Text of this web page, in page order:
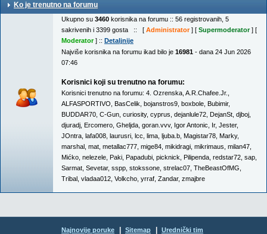
Ko je trenutno na forumu
Ukupno su 3460 korisnika na forumu :: 56 registrovanih, 5
sakrivenih i 3399 gosta :: [ Administrator] [ Supermoderator] [
Moderator] :: Detaljnije
Najviše korisnika na forumu ikad bilo je 16981 - dana 24 Jun 2026
07:46
Korisnici koji su trenutno na forumu:
Korisnici trenutno na forumu: 4. Ozrenska A.R.Chafee.Jr.
ALFASPORTIVO BasCelik bojanstros9 boxbole Bubimir,
BUDDAR70 C-Gun curiosity, cyprus dejanlule72 DejanSt djboj
djuradj Ercomero Gheljda goran.vvv, Igor Antonic Ir, Jester,
JOntra lafa008 laurusri lcc lima ljuba.b Magistar78 Marky,
marshal mat metallac777 mige84 mikidragi mikrimaus milan47
Mićko nelezele Paki Papadubi picknick Pilipenda redstar72 sap
Sarmat Sevetar, sspp stokssone strelac07 TheBeastOfMG
Tribal vladaa012 Volkcho yrraf Zandar, zmajbre
Najnovije poruke Sitemap Urednički tim